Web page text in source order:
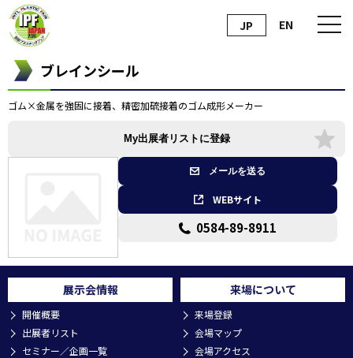
JP EN
ブレインシール
ゴム×金属を強固に接着、精密加硫接着のゴム成形メーカー
My出展者リストに登録
メールを送る
WEBサイト
0584-89-8911
展示会情報
開催概要
出展者リスト
セミナー／企画一覧
来場について
来場登録
会場マップ
会場アクセス